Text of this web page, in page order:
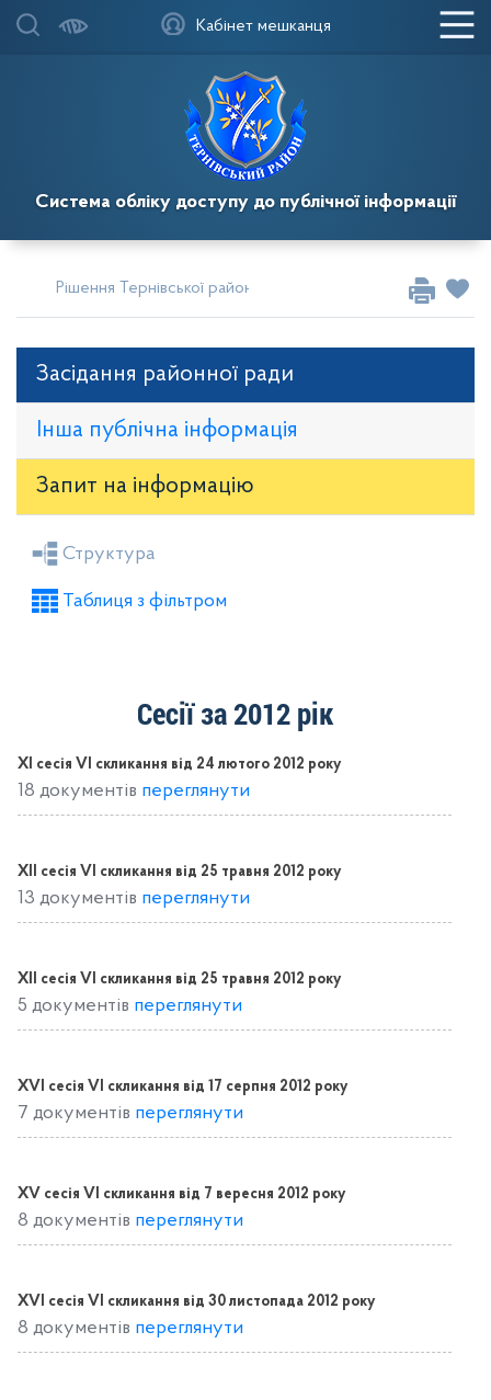
Система обліку доступу до публічної інформації
Кабінет мешканця
Рішення Тернівської районної у місті ради Сесії за 2012
Засідання районної ради
Інша публічна інформація
Запит на iнформацію
Засідання районної ради
Проекти рішень районної ради
Структура
Таблиця з фільтром
Сесії за 2012 рік
ХІ сесія VІ скликання від 24 лютого 2012 року
18 документів переглянути
ХІІ сесія VІ скликання від 25 травня 2012 року
13 документів переглянути
ХІІ сесія VІ скликання від 25 травня 2012 року
5 документів переглянути
ХVІ сесія VІ скликання від 17 серпня 2012 року
7 документів переглянути
ХV сесія VІ скликання від 7 вересня 2012 року
8 документів переглянути
ХVІ сесія VІ скликання від 30 листопада 2012 року
8 документів переглянути